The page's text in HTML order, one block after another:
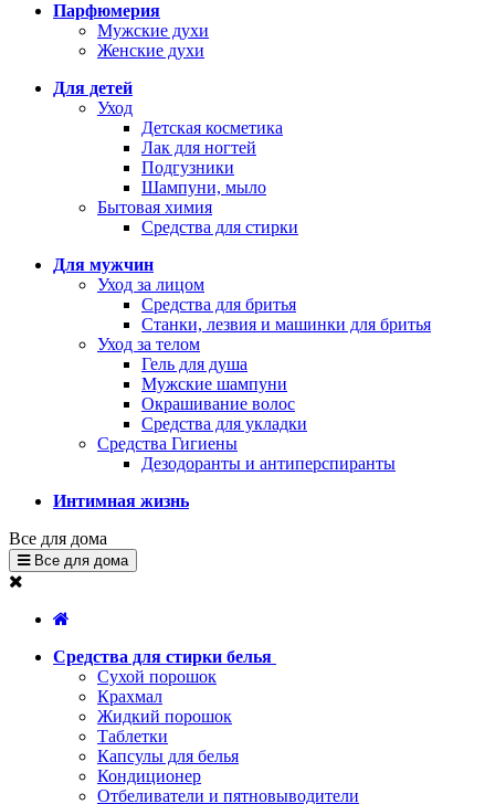
Парфюмерия
Мужские духи
Женские духи
Для детей
Уход
Детская косметика
Лак для ногтей
Подгузники
Шампуни, мыло
Бытовая химия
Средства для стирки
Для мужчин
Уход за лицом
Средства для бритья
Станки, лезвия и машинки для бритья
Уход за телом
Гель для душа
Мужские шампуни
Окрашивание волос
Средства для укладки
Средства Гигиены
Дезодоранты и антиперспиранты
Интимная жизнь
Все для дома
Все для дома
Средства для стирки белья
Сухой порошок
Крахмал
Жидкий порошок
Таблетки
Капсулы для белья
Кондиционер
Отбеливатели и пятновыводители